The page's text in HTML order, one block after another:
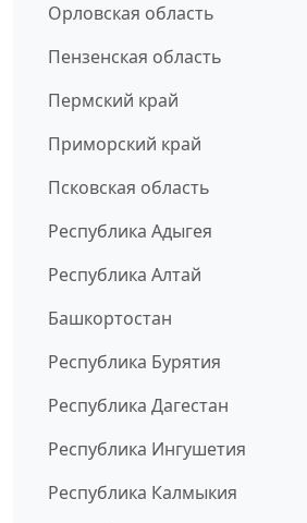
Орловская область
Пензенская область
Пермский край
Приморский край
Псковская область
Республика Адыгея
Республика Алтай
Башкортостан
Республика Бурятия
Республика Дагестан
Республика Ингушетия
Республика Калмыкия